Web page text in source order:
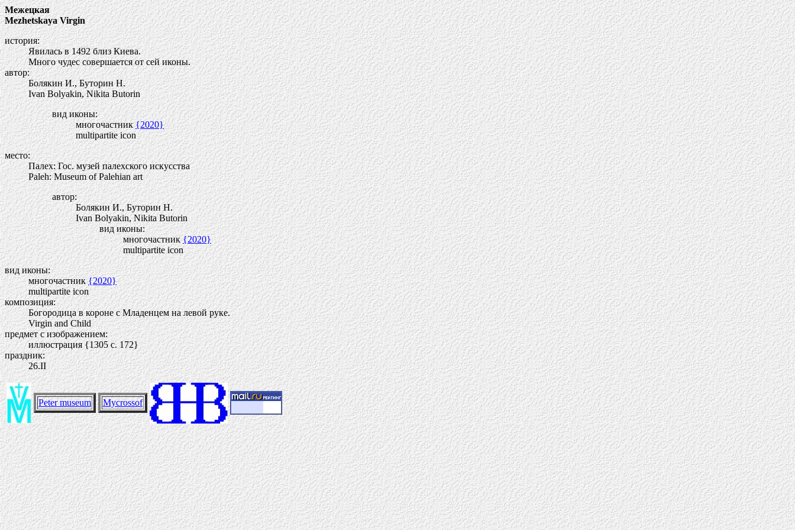
Межецкая
Mezhetskaya Virgin
история:
Явилась в 1492 близ Киева.
Много чудес совершается от сей иконы.
автор:
Болякин И., Буторин Н.
Ivan Bolyakin, Nikita Butorin
вид иконы:
многочастник{2020}
multipartite icon
место:
Палех: Гос. музей палехского искусства
Paleh: Museum of Palehian art
автор:
Болякин И., Буторин Н.
Ivan Bolyakin, Nikita Butorin
вид иконы:
многочастник{2020}
multipartite icon
вид иконы:
многочастник{2020}
multipartite icon
композиция:
Богородица в короне с Младенцем на левой руке.
Virgin and Child
предмет с изображением:
иллюстрация {1305 c. 172}
праздник:
26.II
Peter museum Mycrossof